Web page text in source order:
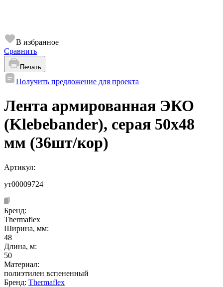
В избранное
Сравнить
Печать
Получить предложение для проекта
Лента армированная ЭКО
(Klebebander), серая 50х48
мм (36шт/кор)
Артикул:
ут00009724
Бренд:
Thermaflex
Ширина, мм:
48
Длина, м:
50
Материал:
полиэтилен вспененный
Бренд: Thermaflex